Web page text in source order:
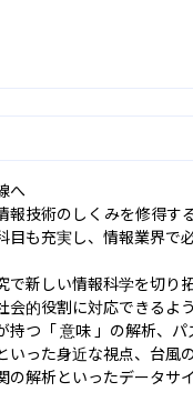
へ
報技術のしくみを修得す
目も充実し、情報業界で
新しい情報科学を切り
会的役割に対応できるよ
持つ「 意味 」の解析、
いった身近な視点、台風
の解析といったデータサ